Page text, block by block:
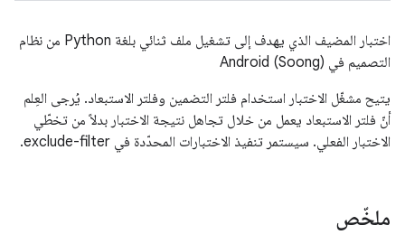
اختبار المضيف الذي يهدف إلى تشغيل ملف ثنائي بلغة Python من نظام
التصميم في Android (Soong)
يتيح مشغّل الاختبار استخدام فلتر التضمين وفلتر الاستبعاد. يُرجى العِلم
أنّ فلتر الاستبعاد يعمل من خلال تجاهل نتيجة الاختبار بدلاً من تخطّي
الاختبار الفعلي. سيستمر تنفيذ الاختبارات المحدّدة في exclude-filter.
ملخّص